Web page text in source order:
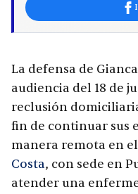
La defensa de
audiencia del 18 de
reclusión
fin de continuar sus
manera remota en el
Costa, con sede en
atender una